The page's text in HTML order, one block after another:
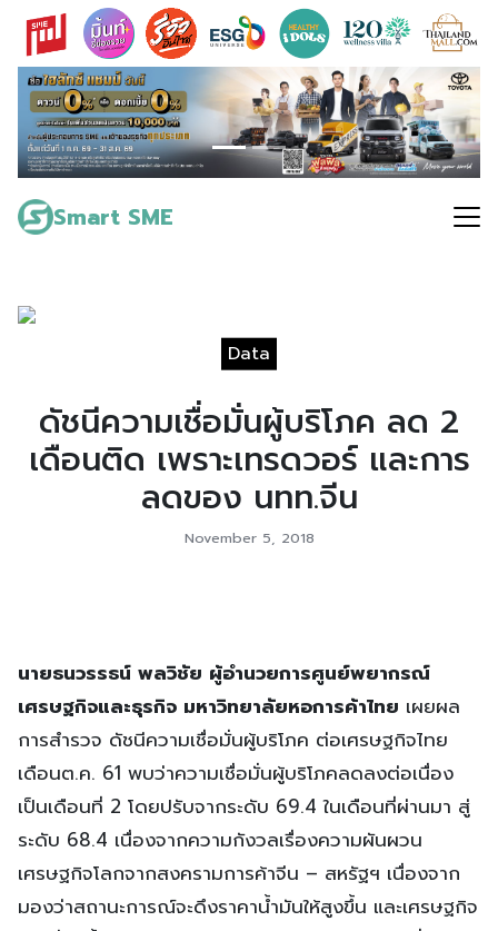
Skip
content
Smart SME
Search
for:
Data
ดัชนีความเชื่อมั่นผู้บริโภค ลด 2
เดือนติด เพราะเทรดวอร์ และการ
ลดของ นทท.จีน
November 5, 2018
นายธนวรรธน์ พลวิชัย ผู้อำนวยการศูนย์พยากรณ์
เศรษฐกิจและธุรกิจ มหาวิทยาลัยหอการค้าไทย เผยผล
การสำรวจ ดัชนีความเชื่อมั่นผู้บริโภค ต่อเศรษฐกิจไทย
เดือนต.ค. 61 พบว่าความเชื่อมั่นผู้บริโภคลดลงต่อเนื่อง
เป็นเดือนที่ 2 โดยปรับจากระดับ 69.4 ในเดือนที่ผ่านมา สู่
ระดับ 68.4 เนื่องจากความกังวลเรื่องความผันผวน
เศรษฐกิจโลกจากสงครามการค้าจีน – สหรัฐฯ เนื่องจาก
มองว่าสถานะการณ์จะดึงราคาน้ำมันให้สูงขึ้น และเศรษฐกิจ